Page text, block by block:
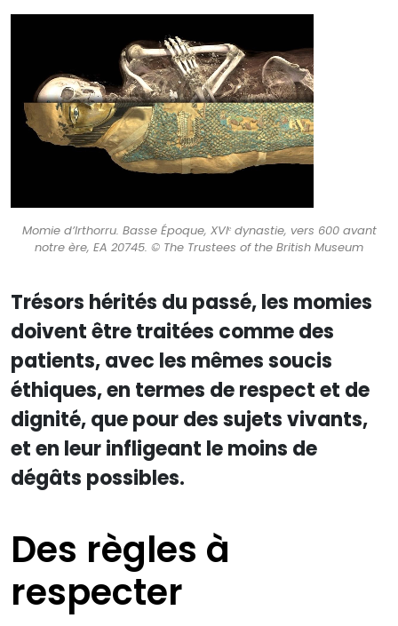
Momie d’Irthorru. Basse Époque, XVIᵉ dynastie, vers 600 avant
notre ère, EA 20745. © The Trustees of the British Museum
Trésors hérités du passé, les momies
doivent être traitées comme des
patients, avec les mêmes soucis
éthiques, en termes de respect et de
dignité, que pour des sujets vivants,
et en leur infligeant le moins de
dégâts possibles.
Des règles à
respecter